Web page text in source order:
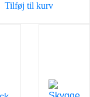
Tilføj til kurv